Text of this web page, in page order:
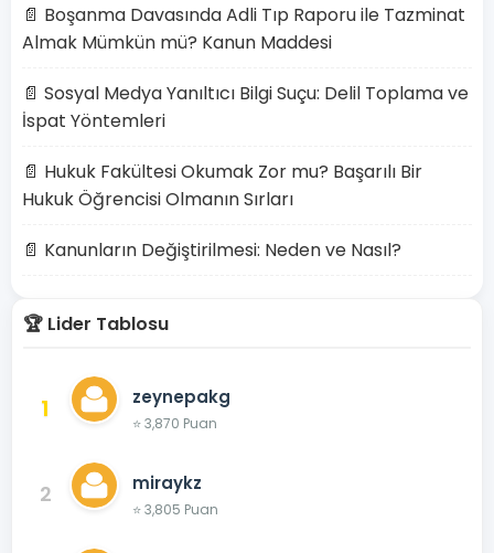
📄 Boşanma Davasında Adli Tıp Raporu ile Tazminat
Almak Mümkün mü? Kanun Maddesi
📄 Sosyal Medya Yanıltıcı Bilgi Suçu: Delil Toplama ve
İspat Yöntemleri
📄 Hukuk Fakültesi Okumak Zor mu? Başarılı Bir
Hukuk Öğrencisi Olmanın Sırları
📄 Kanunların Değiştirilmesi: Neden ve Nasıl?
🏆 Lider Tablosu
1 zeynepakg
⭐ 3,870 Puan
2 miraykz
⭐ 3,805 Puan